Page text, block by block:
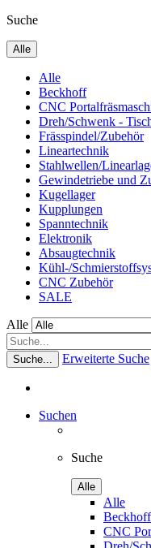
Suche
Alle
Alle
Beckhoff
CNC
Dreh/Schwenk -
Frässpindel/Zubehör
Lineartechnik
Stahlwellen/
Gewindetriebe und
Kugellager
Kupplungen
Spanntechnik
Elektronik
Absaugtechnik
Kühl-/
CNC Zubehör
SALE
Alle
Suche... Erweiterte Suche
Suchen
Suche
Alle
Alle
Beckhoff
CNC